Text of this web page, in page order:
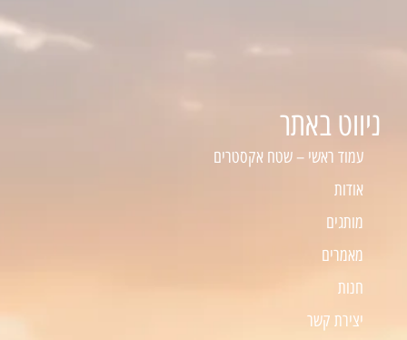
ניווט באתר
עמוד ראשי – שטח אקסטרים
אודות
מותגים
מאמרים
חנות
יצירת קשר